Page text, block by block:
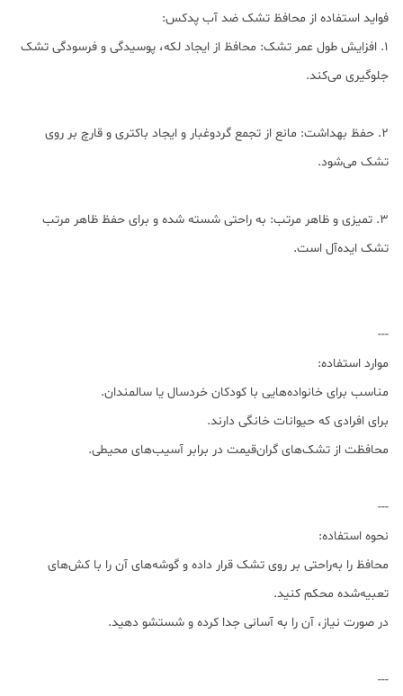
فواید استفاده از محافظ تشک ضد آب پدکس:
1. افزایش طول عمر تشک: محافظ از ایجاد لکه، پوسیدگی و فرسودگی تشک
جلوگیری می‌کند.
2. حفظ بهداشت: مانع از تجمع گردوغبار و ایجاد باکتری و قارچ بر روی
تشک می‌شود.
3. تمیزی و ظاهر مرتب: به راحتی شسته شده و برای حفظ ظاهر مرتب
تشک ایده‌آل است.
---
موارد استفاده:
مناسب برای خانواده‌هایی با کودکان خردسال یا سالمندان.
برای افرادی که حیوانات خانگی دارند.
محافظت از تشک‌های گران‌قیمت در برابر آسیب‌های محیطی.
---
نحوه استفاده:
محافظ را به‌راحتی بر روی تشک قرار داده و گوشه‌های آن را با کش‌های
تعبیه‌شده محکم کنید.
در صورت نیاز، آن را به آسانی جدا کرده و شستشو دهید.
---